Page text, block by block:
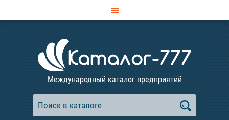
Международный каталог предприятий